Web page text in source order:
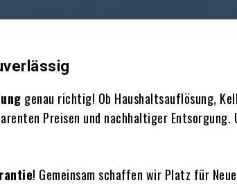
genau richtig! Ob Haushaltsauflösung,
Preisen und nachhaltiger
! Gemeinsam schaffen wir Platz für